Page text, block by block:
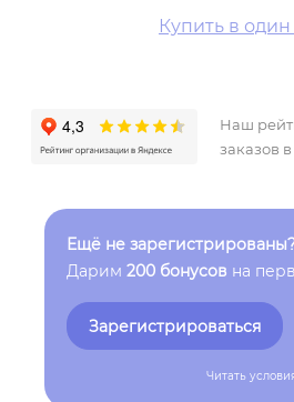
Купить в
Наш
заказов
Ещё не
Дарим 200 бонусов на
Зарегистрироваться
Читать